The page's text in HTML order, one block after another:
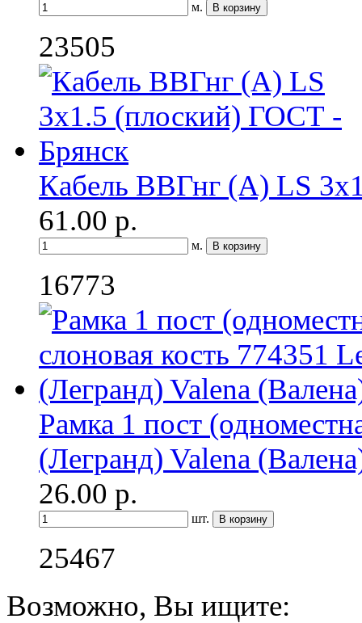
м.
23505
Кабель ВВГнг (A) LS
61.00 р.
м.
16773
Рамка 1 пост
(Легранд) Valena
26.00 р.
шт.
25467
Возможно, Вы ищите: